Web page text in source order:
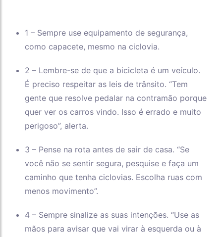
1 – Sempre use equipamento de segurança,
como capacete, mesmo na ciclovia.
2 – Lembre-se de que a bicicleta é um veículo.
É preciso respeitar as leis de trânsito. “Tem
gente que resolve pedalar na contramão porque
quer ver os carros vindo. Isso é errado e muito
perigoso”, alerta.
3 – Pense na rota antes de sair de casa. “Se
você não se sentir segura, pesquise e faça um
caminho que tenha ciclovias. Escolha ruas com
menos movimento”.
4 – Sempre sinalize as suas intenções. “Use as
mãos para avisar que vai virar à esquerda ou à